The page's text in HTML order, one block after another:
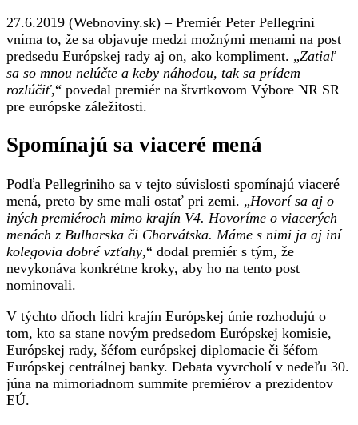
27.6.2019 (Webnoviny.sk) – Premiér Peter Pellegrini
vníma to, že sa objavuje medzi možnými menami na post
predsedu Európskej rady aj on, ako kompliment. „Zatiaľ
sa so mnou nelúčte a keby náhodou, tak sa prídem
rozlúčiť,“ povedal premiér na štvrtkovom Výbore NR SR
pre európske záležitosti.
Spomínajú sa viaceré mená
Podľa Pellegriniho sa v tejto súvislosti spomínajú viaceré
mená, preto by sme mali ostať pri zemi. „Hovorí sa aj o
iných premiéroch mimo krajín V4. Hovoríme o viacerých
menách z Bulharska či Chorvátska. Máme s nimi ja aj iní
kolegovia dobré vzťahy,“ dodal premiér s tým, že
nevykonáva konkrétne kroky, aby ho na tento post
nominovali.
V týchto dňoch lídri krajín Európskej únie rozhodujú o
tom, kto sa stane novým predsedom Európskej komisie,
Európskej rady, šéfom európskej diplomacie či šéfom
Európskej centrálnej banky. Debata vyvrcholí v nedeľu 30.
júna na mimoriadnom summite premiérov a prezidentov
EÚ.